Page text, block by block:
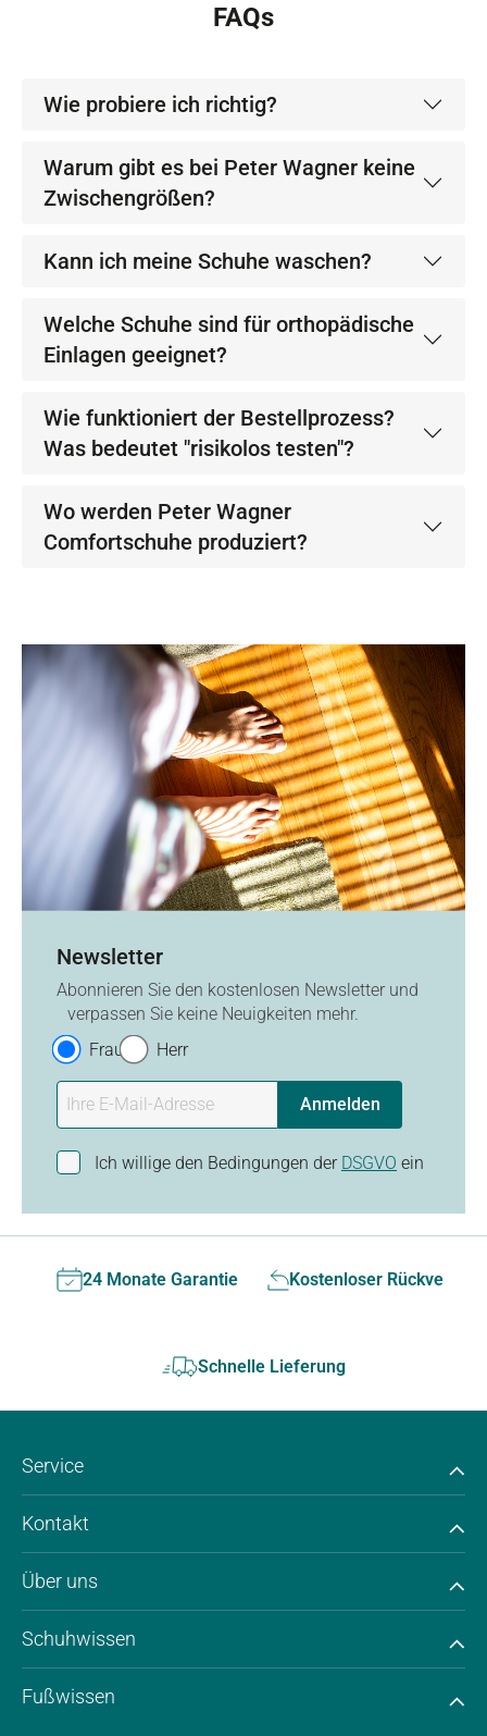
FAQs
Wie probiere ich richtig?
Warum gibt es bei Peter Wagner keine
Zwischengrößen?
Kann ich meine Schuhe waschen?
Welche Schuhe sind für orthopädische
Einlagen geeignet?
Wie funktioniert der Bestellprozess?
Was bedeutet "risikolos testen"?
Wo werden Peter Wagner
Comfortschuhe produziert?
Newsletter
Abonnieren Sie den kostenlosen Newsletter und
verpassen Sie keine Neuigkeiten mehr.
Frau
Herr
Anmelden
Ich willige den Bedingungen der DSGVO ein
24 Monate Garantie Kostenloser Rückversand
Schnelle Lieferung
Service
Kontakt
Über uns
Schuhwissen
Fußwissen